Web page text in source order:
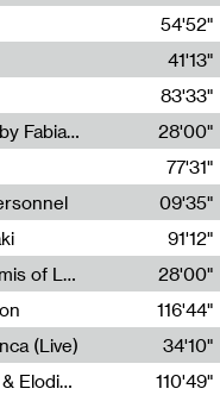
54'52"
41'13"
83'33"
Radia Show #1113 : FOSSIL///NOISE by Fabiana Gibim / Wave Farm
28'00"
77'31"
09'35"
91'12"
Radia Show #1112 : The Sonic Epidermis of Lake Léman by Paul Courlet / Guest Slot
28'00"
116'44"
(Live)
34'10"
Écouter sans les yeux : Liza Maignan & Elodie Lecat
110'49"